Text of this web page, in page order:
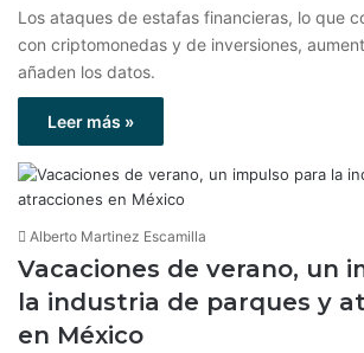
Los ataques de estafas financieras, lo que
con criptomonedas y de inversiones,
añaden los datos.
Leer más »
Alberto Martinez Escamilla
Vacaciones de verano, un
la industria de parques y
en México